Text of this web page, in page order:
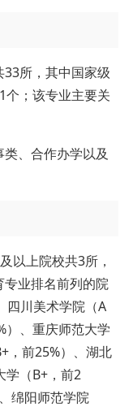
所，其中国家级
个；该专业主要关
、合作办学以及
以上院校共3所，
业排名前列的院
四川美术学院（A
）、重庆师范大学
，前25%）、湖北
学（B+，前2
绵阳师范学院